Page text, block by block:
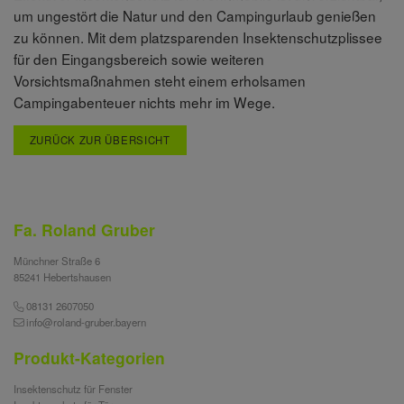
ZURÜCK ZUR ÜBERSICHT
um ungestört die Natur und den Campingurlaub genießen
zu können. Mit dem platzsparenden Insektenschutzplissee
für den Eingangsbereich sowie weiteren
Vorsichtsmaßnahmen steht einem erholsamen
Campingabenteuer nichts mehr im Wege.
Fa. Roland Gruber
Münchner Straße 6
85241 Hebertshausen
08131 2607050
info@roland-gruber.bayern
Produkt-Kategorien
Insektenschutz für Fenster